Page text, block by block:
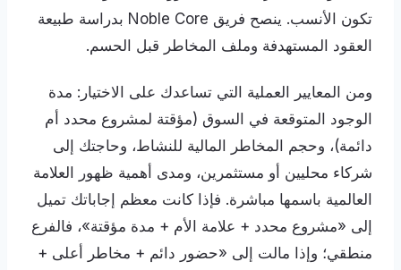
تكون الأنسب. ينصح فريق Noble Core بدراسة طبيعة
العقود المستهدفة وملف المخاطر قبل الحسم.
ومن المعايير العملية التي تساعدك على الاختيار: مدة
الوجود المتوقعة في السوق (مؤقتة لمشروع محدد أم
دائمة)، وحجم المخاطر المالية للنشاط، وحاجتك إلى
شركاء محليين أو مستثمرين، ومدى أهمية ظهور العلامة
العالمية باسمها مباشرة. فإذا كانت معظم إجاباتك تميل
إلى «مشروع محدد + علامة الأم + مدة مؤقتة»، فالفرع
منطقي؛ وإذا مالت إلى «حضور دائم + مخاطر أعلى +